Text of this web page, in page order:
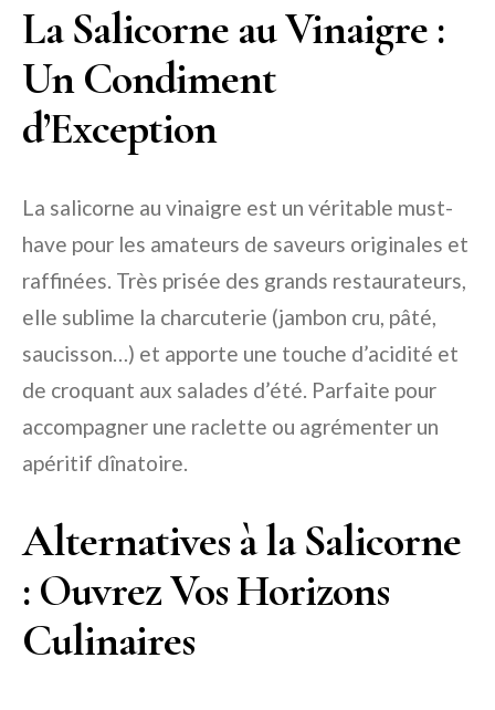
La Salicorne au Vinaigre :
Un Condiment
d’Exception
La salicorne au vinaigre est un véritable must-
have pour les amateurs de saveurs originales et
raffinées. Très prisée des grands restaurateurs,
elle sublime la charcuterie (jambon cru, pâté,
saucisson…) et apporte une touche d’acidité et
de croquant aux salades d’été. Parfaite pour
accompagner une raclette ou agrémenter un
apéritif dînatoire.
Alternatives à la Salicorne
: Ouvrez Vos Horizons
Culinaires